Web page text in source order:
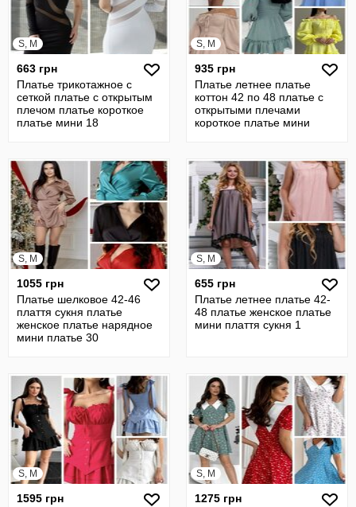
S, M
663 грн
Платье трикотажное с
сеткой платье с открытым
плечом платье короткое
платье мини 18
S, M
935 грн
Платье летнее платье
коттон 42 по 48 платье с
открытыми плечами
короткое платье мини
S, M
1055 грн
Платье шелковое 42-46
плаття сукня платье
женское платье нарядное
мини платье 30
S, M
655 грн
Платье летнее платье 42-
48 платье женское платье
мини плаття сукня 1
S, M
1595 грн
S, M
1275 грн